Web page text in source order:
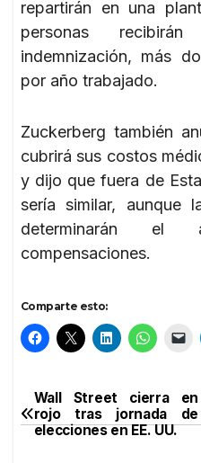
repartirán en una
personas
indemnización, más
por año trabajado.
Zuckerberg también
cubrirá sus costos
y dijo que fuera de
sería similar, aunque
determinarán el
compensaciones.
Comparte esto:
Navegación
de
Wall Street cierra en
rojo tras jornada de
elecciones en EE. UU.